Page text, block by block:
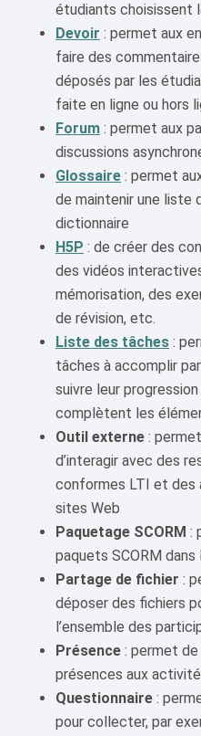
étudiants choisissent
Devoir : permet aux
faire des
déposés par les
faite en ligne ou hors
Forum : permet aux
discussions
Glossaire : permet
de maintenir une liste
dictionnaire
H5P : de créer des
des vidéos
mémorisation, des
de révision, etc.
Liste des tâches :
tâches à accomplir
suivre leur
complètent les
Outil externe :
d’interagir avec des
conformes LTI et des
sites Web
Paquetage SCORM :
paquets SCORM
Partage de fichier :
déposer des fichiers
l’ensemble des
Présence : permet
présences aux
Questionnaire :
pour collecter, par